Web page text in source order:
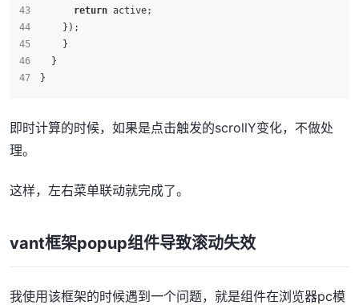
return active;
    });
    }
  }
}
即时计算的时候，如果是点击触发的scrollY变化，不做处
理。
这样，左右菜单联动就完成了。
vant框架popup组件导致滚动失效
我使用该框架的时候遇到一个问题，就是组件在浏览器pc模